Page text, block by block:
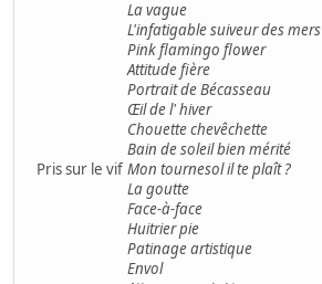
Pris sur le vif
La vague
L'infatigable suiveur des mers
Pink flamingo flower
Attitude fière
Portrait de Bécasseau
Œil de l' hiver
Chouette chevêchette
Bain de soleil bien mérité
Mon tournesol il te plaît ?
La goutte
Face-à-face
Huitrier pie
Patinage artistique
Envol